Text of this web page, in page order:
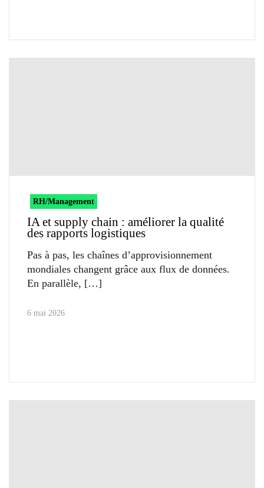
RH/Management
IA et supply chain : améliorer la qualité
des rapports logistiques
Pas à pas, les chaînes d’approvisionnement
mondiales changent grâce aux flux de données.
En parallèle,
6 mai 2026